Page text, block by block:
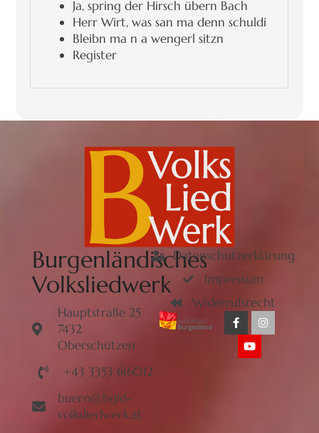
Ja, spring der Hirsch übern Bach
Herr Wirt, was san ma denn schuldi
Bleibn ma n a wengerl sitzn
Register
Burgenländisches
Volksliedwerk
Hauptstraße 25
7432
Oberschützen
+43 3353 616012
buero@bgld-
volksliedwerk.at
Datenschutzerklärung
Impressum
Widerrufsrecht